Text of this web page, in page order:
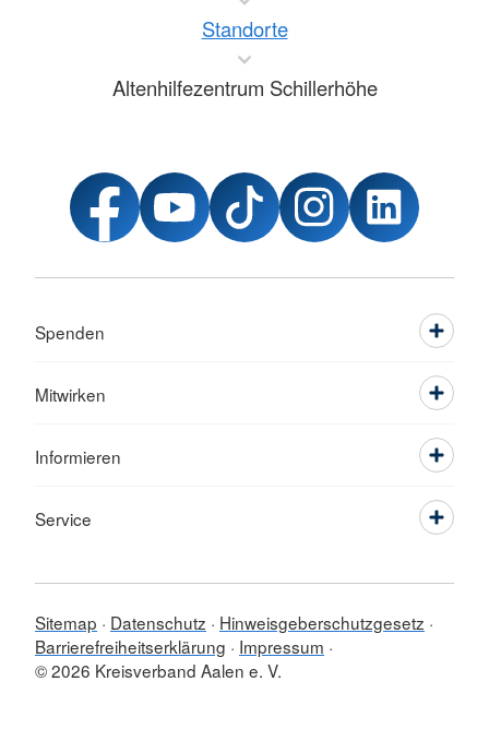
Standorte
Altenhilfezentrum Schillerhöhe
Spenden
Mitwirken
Informieren
Service
Sitemap Datenschutz
Hinweisgeberschutzgesetz
Barrierefreiheitserklärung
Impressum
© 2026 Kreisverband Aalen e. V.